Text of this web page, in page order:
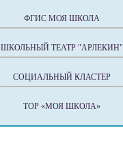
ФГИС МОЯ ШКОЛА
ШКОЛЬНЫЙ ТЕАТР "АРЛЕКИН"
СОЦИАЛЬНЫЙ КЛАСТЕР
ТОР «МОЯ ШКОЛА»